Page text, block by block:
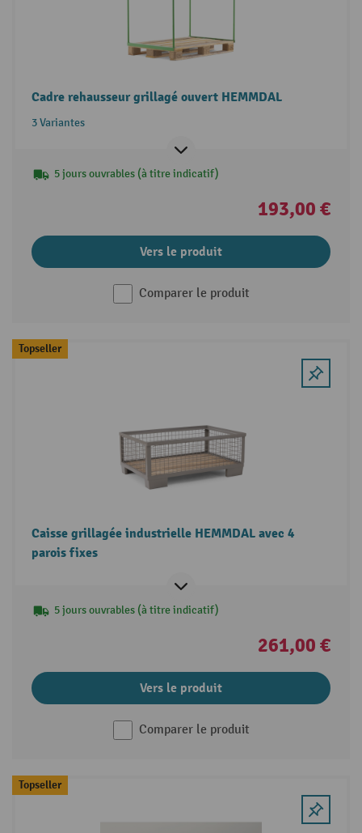
Cadre rehausseur grillagé ouvert HEMMDAL
3 Variantes
5 jours ouvrables (à titre indicatif)
193,00 €
Vers le produit
Comparer le produit
Topseller
Caisse grillagée industrielle HEMMDAL avec 4
parois fixes
5 jours ouvrables (à titre indicatif)
261,00 €
Vers le produit
Comparer le produit
Topseller